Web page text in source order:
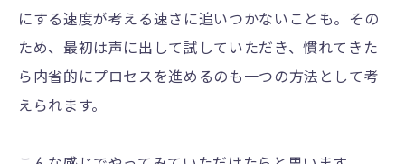
にする速度が考える速さに追いつかないことも。その
ため、最初は声に出して試していただき、慣れてきた
ら内省的にプロセスを進めるのも一つの方法として考
えられます。